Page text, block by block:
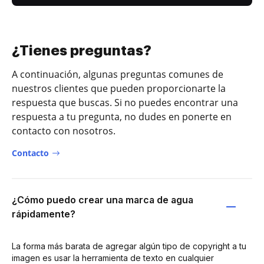
¿Tienes preguntas?
A continuación, algunas preguntas comunes de
nuestros clientes que pueden proporcionarte la
respuesta que buscas. Si no puedes encontrar una
respuesta a tu pregunta, no dudes en ponerte en
contacto con nosotros.
Contacto
¿Cómo puedo crear una marca de agua
rápidamente?
La forma más barata de agregar algún tipo de copyright a tu
imagen es usar la herramienta de texto en cualquier